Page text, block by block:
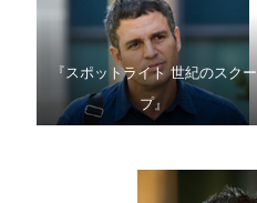
『スポットライト 世紀のスクー
プ』